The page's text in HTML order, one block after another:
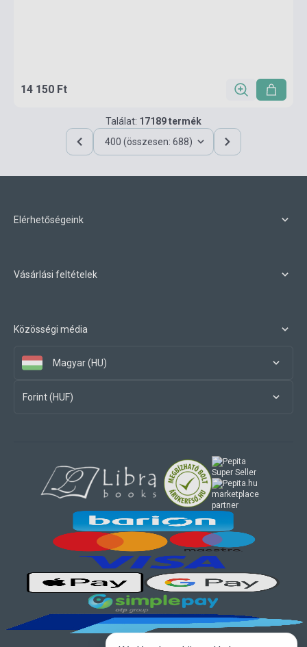
14 150 Ft
Találat: 17189 termék
400 (összesen: 688)
Elérhetőségeink
Vásárlási feltételek
Közösségi média
Magyar (HU)
Forint (HUF)
marketplace
partner